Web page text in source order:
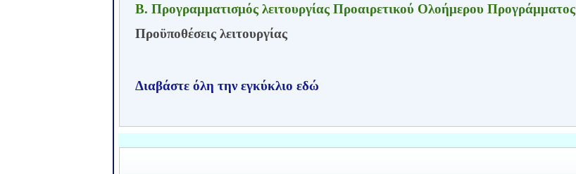
Β. Προγραμματισμός λειτουργίας Προαιρετικού Ολοήμερου Προγράμματος
Προϋποθέσεις λειτουργίας
Διαβάστε όλη την εγκύκλιο εδώ